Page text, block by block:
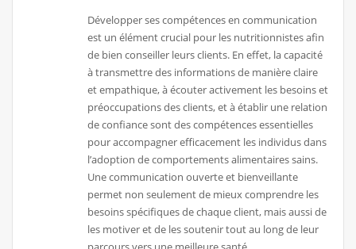
Développer ses compétences en communication
est un élément crucial pour les nutritionnistes afin
de bien conseiller leurs clients. En effet, la capacité
à transmettre des informations de manière claire
et empathique, à écouter activement les besoins et
préoccupations des clients, et à établir une relation
de confiance sont des compétences essentielles
pour accompagner efficacement les individus dans
l’adoption de comportements alimentaires sains.
Une communication ouverte et bienveillante
permet non seulement de mieux comprendre les
besoins spécifiques de chaque client, mais aussi de
les motiver et de les soutenir tout au long de leur